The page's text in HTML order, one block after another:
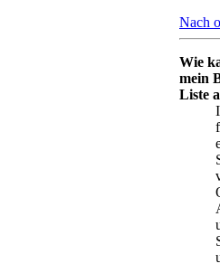
Nach
Wie
mein
Liste